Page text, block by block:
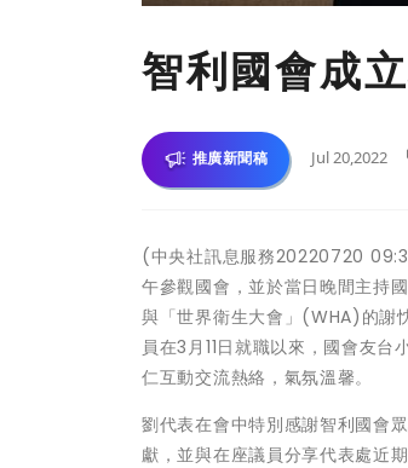
智利國會成
推廣新聞稿 Jul 20,2022
(中央社訊息服務20220720
午參觀國會，並於當日晚間主持
與「世界衛生大會」(WHA)的謝
員在3月11日就職以來，國會友
仁互動交流熱絡，氣氛溫馨。
劉代表在會中特別感謝智利國會
獻，並與在座議員分享代表處近